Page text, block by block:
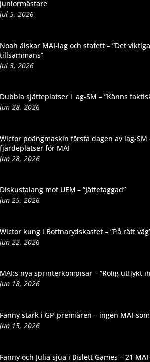
juniormästare
jul 5, 2026
Noah älskar MAI-lag och stafett – ”Det
tillsammans”
jul 3, 2026
Dubbla sjätteplatser i lag-SM – ”Känns
jun 28, 2026
Wictor poängmaskin första dagen av lag-SM
fjärdeplatser för MAI
jun 28, 2026
Diskustalang mot UEM – ”Jättetaggad”
jun 25, 2026
Wictor kung i Bottnarydskastet – ”På rätt
jun 22, 2026
MAI:s nya sprinterkompisar – ”Rolig utflykt
jun 18, 2026
Fanny stark i GP-premiären – ingen MAI-
jun 15, 2026
Fanny och Julia sjua i Bislett Games – 21